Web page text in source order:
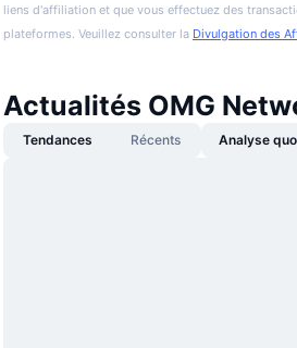
liens d'affiliation et que vous effectuez des
plateformes. Veuillez consulter la Divulgation des
Actualités OMG
Tendances Récents Analyse